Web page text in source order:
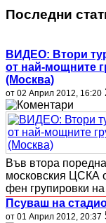
Последни
ВИДЕО: Втори
от най-мощните
(Москва)
от 02 Април 2012, 16:20
Във втора
московския ЦСКА
фен групировки
Псуваш на
от 01 Април 2012, 20:37